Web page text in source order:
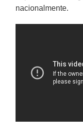
nacionalmente.